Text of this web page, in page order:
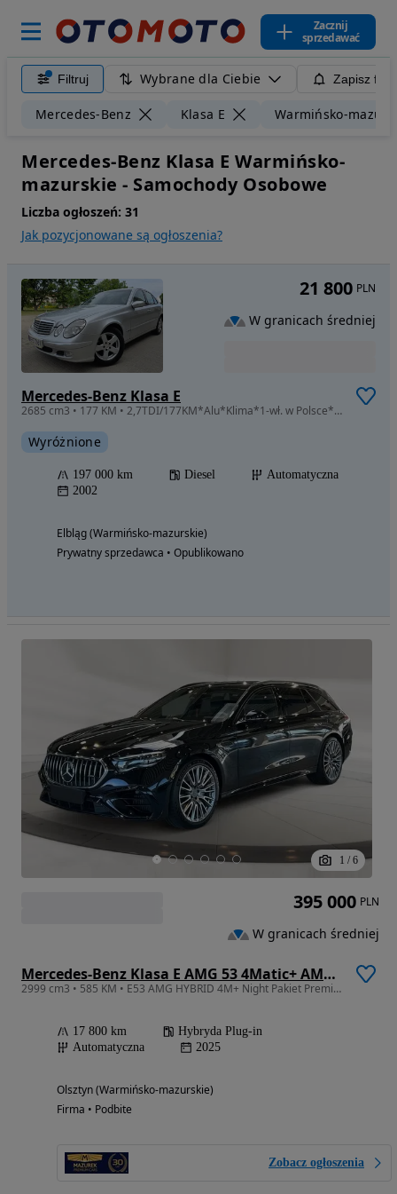
Zacznij
sprzedawać
Filtruj Wybrane dla Ciebie Zapisz
Mercedes-Benz Klasa E Warmińsko-
Mercedes-Benz Klasa E Warmińsko-
mazurskie - Samochody Osobowe
Liczba ogłoszeń: 31
Jak pozycjonowane są ogłoszenia?
Mercedes-Benz Klasa E
2685 cm3 • 177 KM • 2,7TDI/177KM*Alu*Klima*1-wł. w Polsce*Zadbany*
Wyróżnione
197 000 km Diesel
Automatyczna
2002
Elbląg (Warmińsko-mazurskie)
Prywatny sprzedawca • Opublikowano
21 800 PLN
W granicach średniej
1 / 6
Mercedes-Benz Klasa E AMG 53 4Matic+ AMG SPEEDSHIFT TCT 9G
2999 cm3 • 585 KM • E53 AMG HYBRID 4M+ Night Pakiet Premium Pakiet, Faktura VAT, Gwarancja
17 800 km
Hybryda Plug-in
Automatyczna
2025
Olsztyn (Warmińsko-mazurskie)
Firma • Podbite
Zobacz ogłoszenia
395 000 PLN
W granicach średniej